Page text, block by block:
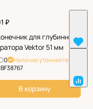
₽
для глубинного
Vektor 51 мм
0
Наличие уточняйте
BF38767
В корзину